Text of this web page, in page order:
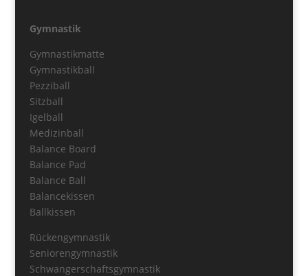
Gymnastik
Gymnastikmatte
Gymnastikball
Pezziball
Sitzball
Igelball
Medizinball
Balance Board
Balance Pad
Balance Ball
Balancekissen
Ballkissen
Rückengymnastik
Seniorengymnastik
Schwangerschaftsgymnastik